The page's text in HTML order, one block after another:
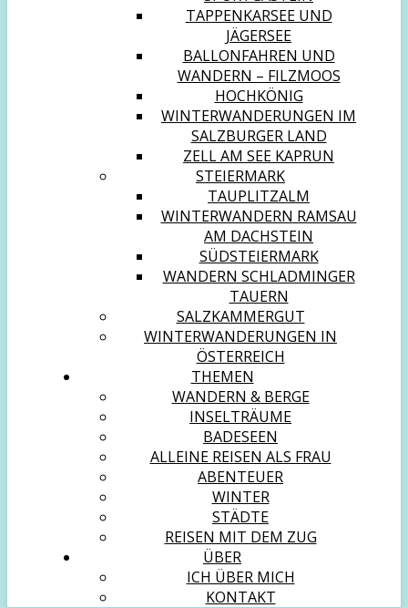
TAPPENKARSEE UND
JÄGERSEE
BALLONFAHREN UND
WANDERN – FILZMOOS
HOCHKÖNIG
WINTERWANDERUNGEN IM
SALZBURGER LAND
ZELL AM SEE KAPRUN
STEIERMARK
TAUPLITZALM
WINTERWANDERN RAMSAU
AM DACHSTEIN
SÜDSTEIERMARK
WANDERN SCHLADMINGER
TAUERN
SALZKAMMERGUT
WINTERWANDERUNGEN IN
ÖSTERREICH
THEMEN
WANDERN & BERGE
INSELTRÄUME
BADESEEN
ALLEINE REISEN ALS FRAU
ABENTEUER
WINTER
STÄDTE
REISEN MIT DEM ZUG
ÜBER
ICH ÜBER MICH
KONTAKT